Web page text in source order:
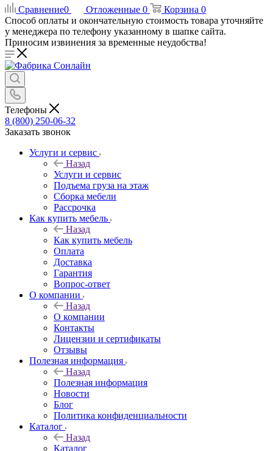
Сравнение0 Отложенные 0 Корзина 0
Способ оплаты и окончательную стоимость товара уточняйте
у менеджера по телефону указанному в шапке сайта.
Приносим извинения за временные неудобства!
Телефоны
8 (800) 250-06-32
Заказать звонок
Услуги и сервис
Назад
Услуги и сервис
Подъема груза на этаж
Сборка мебели
Рассрочка
Как купить мебель
Назад
Как купить мебель
Оплата
Доставка
Гарантия
Вопрос-ответ
О компании
Назад
О компании
Контакты
Лицензии и сертификаты
Отзывы
Полезная информация
Назад
Полезная информация
Новости
Блог
Политика конфиденциальности
Каталог
Назад
Каталог